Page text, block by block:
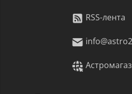
RSS-лента